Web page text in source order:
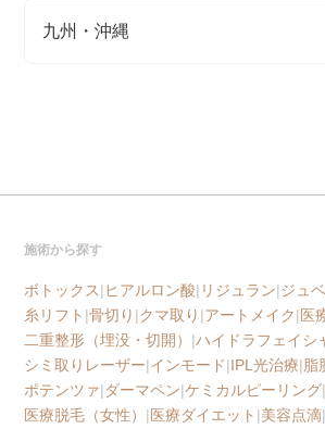
九州・沖縄
施術から探す
ボトックス|ヒアルロン酸| リジュラン|ジュ
糸リフト |骨切り |クマ取り |アートメイク|医
二重整形（埋没・切開） |ハイドラフェイシ
シミ取りレーザー|インモード|IPL光治療|脂
ポテンツァ|ダーマペン|ケミカルピーリング|
医療脱毛（女性） |医療ダイエット |美容点滴|